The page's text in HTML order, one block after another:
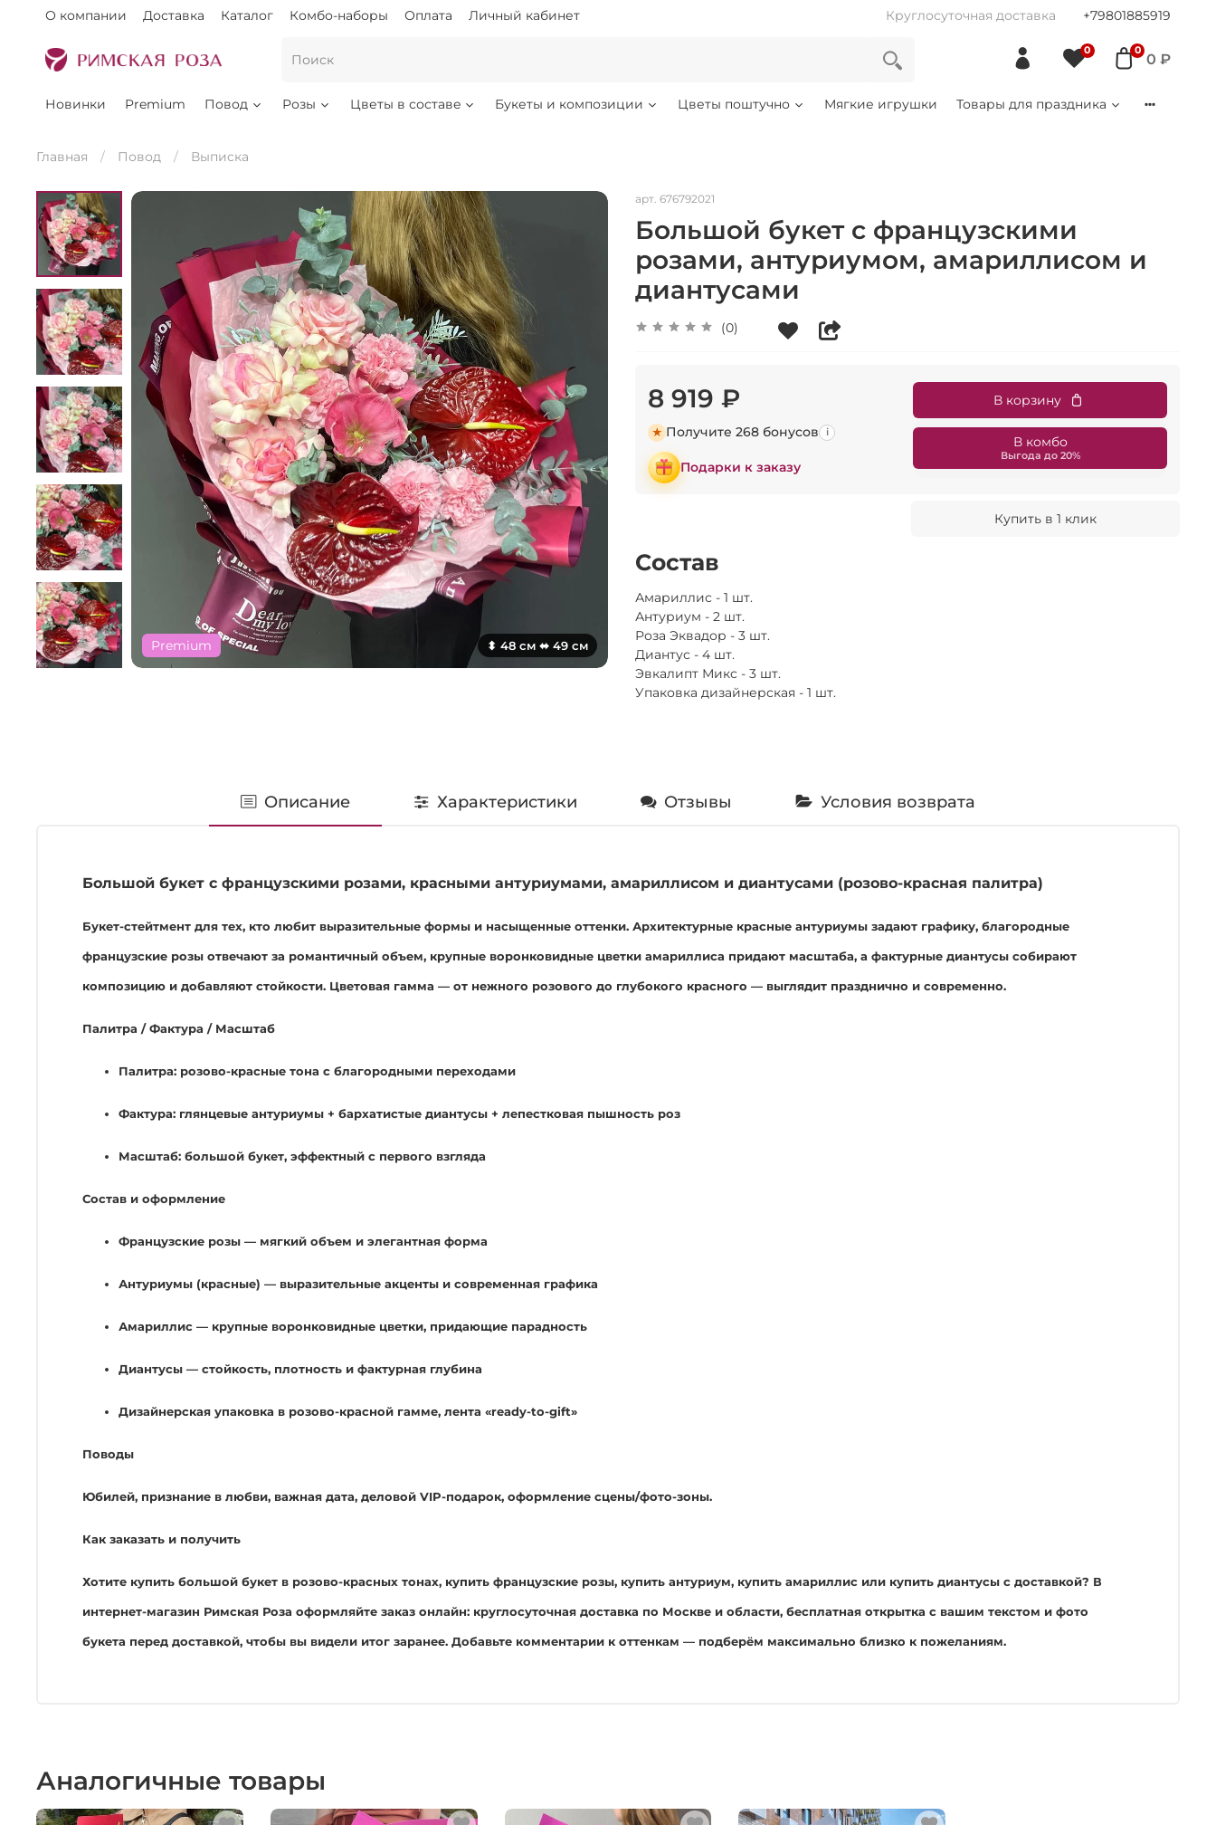
О компании Доставка Каталог Комбо-наборы Оплата Личный кабинет Круглосуточная доставка +79801885919
0 0 0 ₽
Новинки Premium Повод Розы Цветы в составе Букеты и композиции Цветы поштучно Мягкие игрушки Товары для праздника
Главная Повод Выписка
Premium ⬍ 48 см ⬌ 49 см
арт. 676792021
Большой букет с французскими
розами, антуриумом, амариллисом и
диантусами
(0)
8 919 ₽
Получите 268 бонусов i
Подарки к заказу
В корзину
В комбо
Купить в 1 клик
Состав
Амариллис - 1 шт.
Антуриум - 2 шт.
Роза Эквадор - 3 шт.
Диантус - 4 шт.
Эвкалипт Микс - 3 шт.
Упаковка дизайнерская - 1 шт.
Описание Характеристики Отзывы Условия возврата
Большой букет с французскими розами, красными антуриумами, амариллисом и диантусами (розово-красная палитра)
Букет-стейтмент для тех, кто любит выразительные формы и насыщенные оттенки. Архитектурные красные антуриумы задают графику, благородные
французские розы отвечают за романтичный объем, крупные воронковидные цветки амариллиса придают масштаба, а фактурные диантусы собирают
композицию и добавляют стойкости. Цветовая гамма — от нежного розового до глубокого красного — выглядит празднично и современно.
Палитра / Фактура / Масштаб
Палитра: розово-красные тона с благородными переходами
Фактура: глянцевые антуриумы + бархатистые диантусы + лепестковая пышность роз
Масштаб: большой букет, эффектный с первого взгляда
Состав и оформление
Французские розы — мягкий объем и элегантная форма
Антуриумы (красные) — выразительные акценты и современная графика
Амариллис — крупные воронковидные цветки, придающие парадность
Диантусы — стойкость, плотность и фактурная глубина
Дизайнерская упаковка в розово-красной гамме, лента «ready-to-gift»
Поводы
Юбилей, признание в любви, важная дата, деловой VIP-подарок, оформление сцены/фото-зоны.
Как заказать и получить
Хотите купить большой букет в розово-красных тонах, купить французские розы, купить антуриум, купить амариллис или купить диантусы с доставкой? В
интернет-магазин Римская Роза оформляйте заказ онлайн: круглосуточная доставка по Москве и области, бесплатная открытка с вашим текстом и фото
букета перед доставкой, чтобы вы видели итог заранее. Добавьте комментарии к оттенкам — подберём максимально близко к пожеланиям.
Аналогичные товары